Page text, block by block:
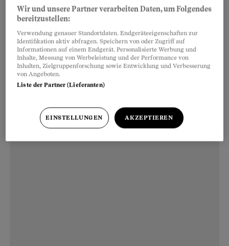
Sozialversicherungen.
Wir und unsere Partner verarbeiten Daten, um Folgendes
bereitzustellen:
Verwendung genauer Standortdaten. Endgeräteeigenschaften zur
Identifikation aktiv abfragen. Speichern von oder Zugriff auf
Informationen auf einem Endgerät. Personalisierte Werbung und
Inhalte, Messung von Werbeleistung und der Performance von
Inhalten, Zielgruppenforschung sowie Entwicklung und Verbesserung
von Angeboten.
Liste der Partner (Lieferanten)
EINSTELLUNGEN AKZEPTIEREN